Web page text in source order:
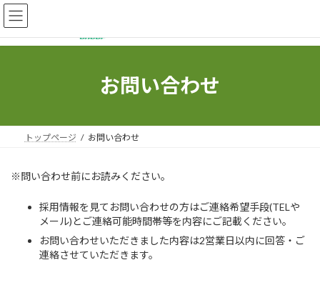
コ
ン
テ
ン
ナ
ビ
ゲ
ー
お問い合わせ
トップページ お問い合わせ
※問い合わせ前にお読みください。
採用情報を見てお問い合わせの方はご連絡希望手段(TELや
メール)とご連絡可能時間帯等を内容にご記載ください。
お問い合わせいただきました内容は2営業日以内に回答・ご
連絡させていただきます。